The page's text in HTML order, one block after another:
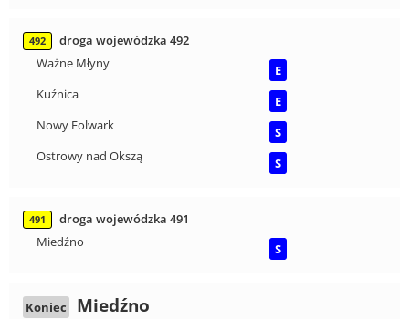
492
droga wojewódzka 492
Ważne Młyny
E
Kuźnica
E
Nowy Folwark
S
Ostrowy nad Okszą
S
491
droga wojewódzka 491
Miedźno
S
Koniec Miedźno